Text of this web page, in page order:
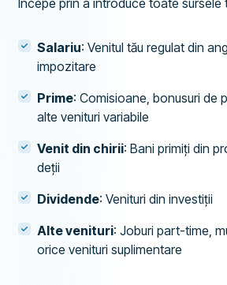
Începe prin a introduce toate sursele
Salariu: Venitul tău regulat din
impozitare
Prime: Comisioane, bonusuri de
alte venituri variabile
Venit din chirii: Bani primiți din
deții
Dividende: Venituri din investiții
Alte venituri: Joburi part-time,
orice venituri suplimentare